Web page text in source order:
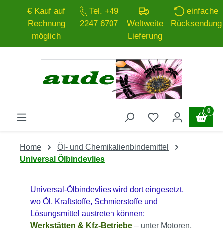
Zum Hauptinhalt springen
€ Kauf auf
Rechnung
möglich
Tel. +49
2247 6707
Weltweite
Lieferung
einfache
Rücksendung
0
Home
Öl- und Chemikalienbindemittel
Universal Ölbindevlies
Universal‑Ölbindevlies wird dort eingesetzt,
wo Öl, Kraftstoffe, Schmierstoffe und
Lösungsmittel austreten können:
Werkstätten & Kfz‑Betriebe – unter Motoren,